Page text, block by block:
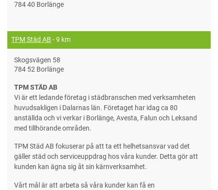
784 40 Borlänge
TPM Städ AB - 9 km
Skogsvägen 58
784 52 Borlänge
TPM STÄD AB
Vi är ett ledande företag i städbranschen med verksamheten
huvudsakligen i Dalarnas län. Företaget har idag ca 80
anställda och vi verkar i Borlänge, Avesta, Falun och Leksand
med tillhörande områden.
TPM Städ AB fokuserar på att ta ett helhetsansvar vad det
gäller städ och serviceuppdrag hos våra kunder. Detta gör att
kunden kan ägna sig åt sin kärnverksamhet.
Vårt mål är att arbeta så våra kunder kan få en